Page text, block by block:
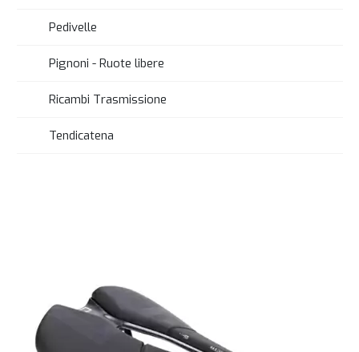
Pedivelle
Pignoni - Ruote libere
Ricambi Trasmissione
Tendicatena